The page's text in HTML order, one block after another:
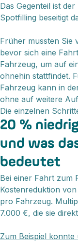
Das Gegenteil ist
Spotfilling beseitigt
Früher mussten Sie
bevor sich eine
Fahrzeug, um auf
ohnehin stattfindet.
Fahrzeug kann in
ohne auf weitere
Die einzelnen
20 %
und was
bedeutet
Bei einer Fahrt zum
Kostenreduktion
pro Fahrzeug.
7.000 €, die sie
Zum Beispiel konnte